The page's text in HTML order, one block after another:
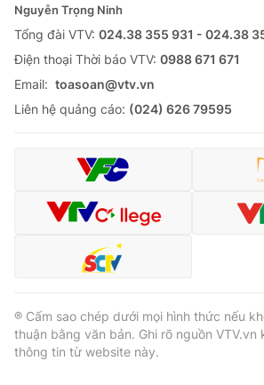
® Cấm sao chép dưới mọi hình thức nếu
thuận bằng văn bản. Ghi rõ nguồn VTV.vn
thông tin từ website này.
Nguyễn Trọng Ninh
Tổng đài VTV: 024.38 355 931 - 024.38
Ðiện thoại Thời báo VTV: 0988 671 671
Email: toasoan@vtv.vn
Liên hệ quảng cáo: (024) 626 79595
® Cấm sao chép dưới mọi hình thức nếu
thuận bằng văn bản. Ghi rõ nguồn VTV.vn
thông tin từ website này.